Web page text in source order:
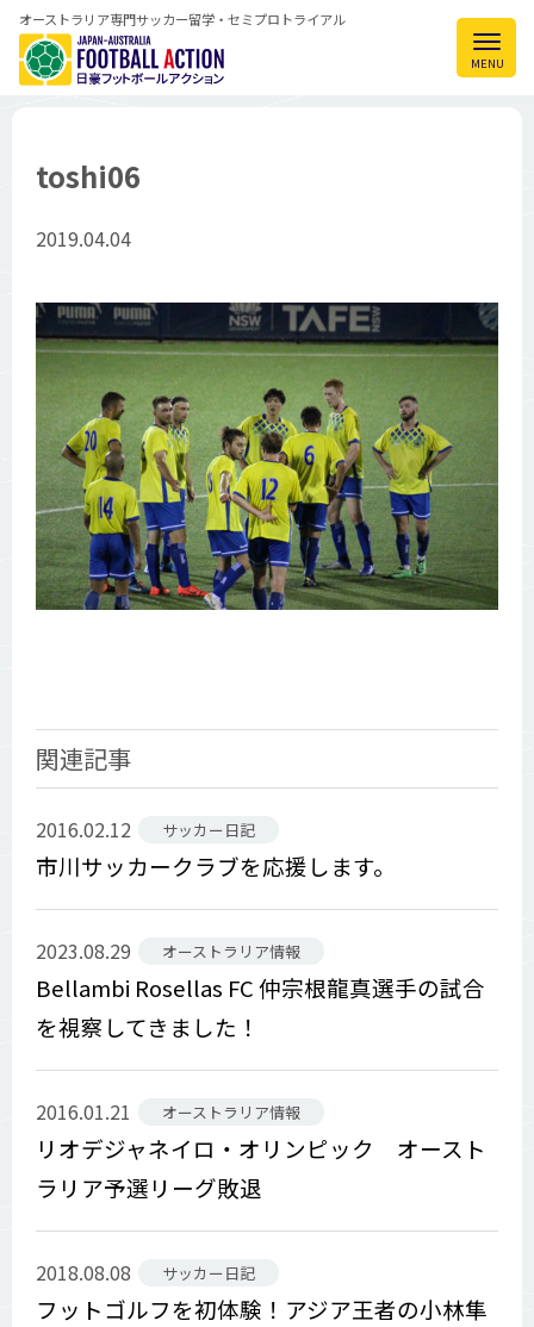
オーストラリア専門サッカー留学・セミプロトライアル
toshi06
2019.04.04
関連記事
2016.02.12 サッカー日記
市川サッカークラブを応援します。
2023.08.29 オーストラリア情報
Bellambi Rosellas FC 仲宗根龍真選手の試合
を視察してきました！
2016.01.21 オーストラリア情報
リオデジャネイロ・オリンピック オースト
ラリア予選リーグ敗退
2018.08.08 サッカー日記
フットゴルフを初体験！アジア王者の小林隼